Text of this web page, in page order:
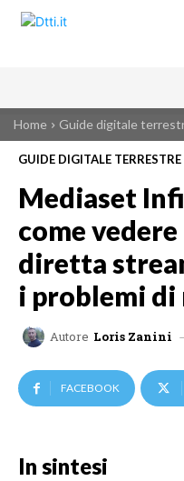
Home Guide digitale
GUIDE DIGITALE TERRESTRE
Mediaset
come
diretta
i problemi
Autore Loris Zanini
FACEBOOK
In sintesi